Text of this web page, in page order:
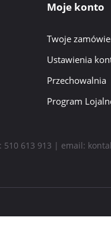
Moje konto
Twoje
Ustawienia
Przechowalnia
Program
510 613 913 | email: